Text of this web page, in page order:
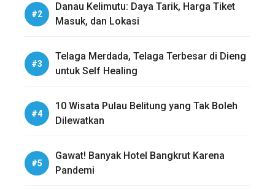
Danau Kelimutu: Daya Tarik, Harga Tiket
Masuk, dan Lokasi
Telaga Merdada, Telaga Terbesar di Dieng
untuk Self Healing
10 Wisata Pulau Belitung yang Tak Boleh
Dilewatkan
Gawat! Banyak Hotel Bangkrut Karena
Pandemi